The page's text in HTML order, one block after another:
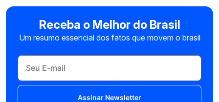
Receba o Melhor do Brasil
Um resumo essencial dos fatos que movem o brasil
Assinar Newsletter